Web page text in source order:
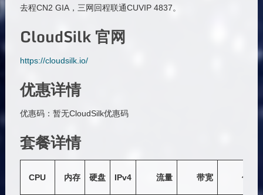
去程CN2 GIA，三网回程联通CUVIP 4837。
CloudSilk 官网
https://cloudsilk.io/
优惠详情
优惠码：暂无CloudSilk优惠码
套餐详情
CPU 内存 硬盘 IPv4 流量 带宽 价格